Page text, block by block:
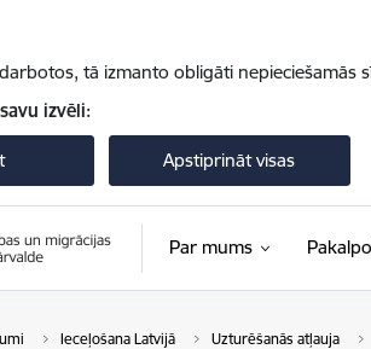
tā izmanto obligāti
izvēli:
Apstiprināt visas
Par mums
Ieceļošana Latvijā Uzturēšanās atļauja